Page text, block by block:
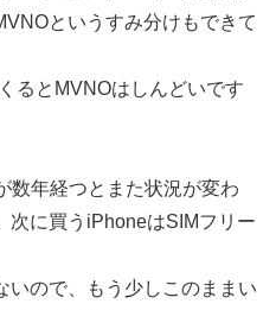
というすみ分けもできて
るとMVNOはしんどいです
数年経つとまた状況が変わ
次に買うiPhoneはSIMフリー
いので、もう少しこのままい